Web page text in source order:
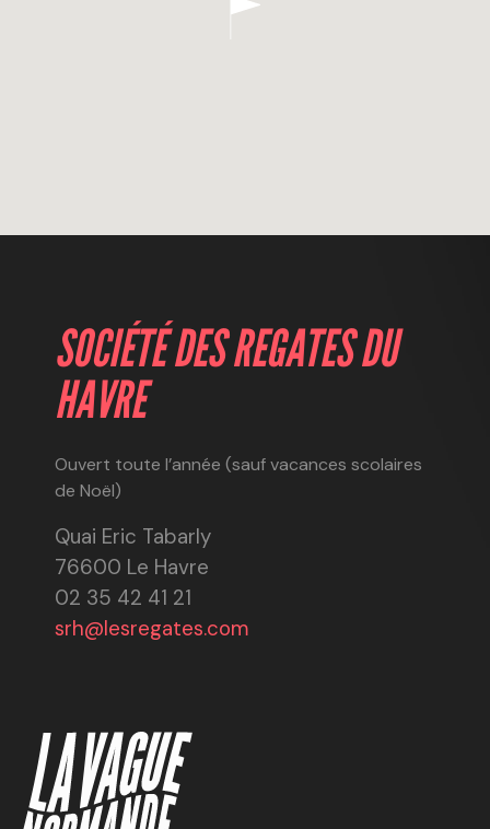
SOCIÉTÉ DES REGATES DU
HAVRE
Ouvert toute l’année (sauf vacances scolaires
de Noël)
Quai Eric Tabarly
76600 Le Havre
02 35 42 41 21
srh@lesregates.com